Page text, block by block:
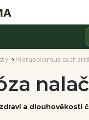
/ Metabolismus
a dlouhověkosti